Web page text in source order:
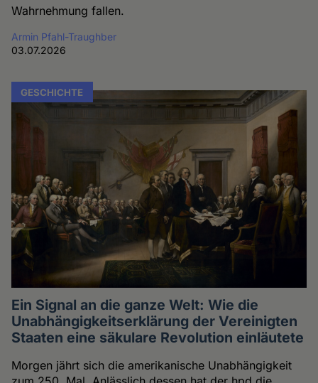
Wahrnehmung fallen.
Armin Pfahl-Traughber
03.07.2026
GESCHICHTE
Ein Signal an die ganze Welt: Wie die
Unabhängigkeitserklärung der Vereinigten
Staaten eine säkulare Revolution einläutete
Morgen jährt sich die amerikanische Unabhängigkeit